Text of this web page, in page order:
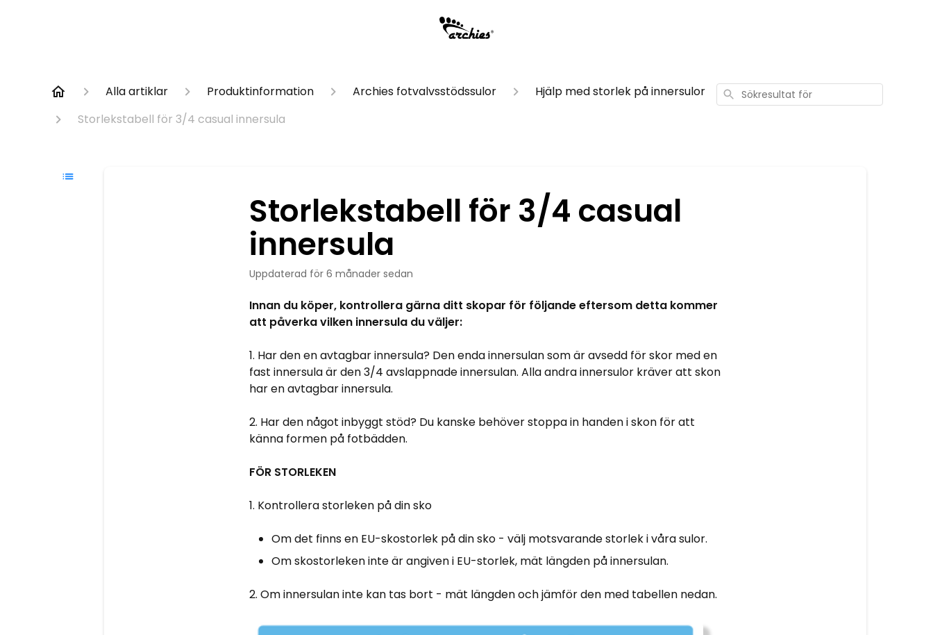
Alla artiklar Produktinformation Archies fotvalvsstödssulor
Hjälp med storlek på innersulor
Storlekstabell för 3/4 casual innersula
Sökresultat
för
Storlekstabell för 3/4 casual
innersula
Uppdaterad för 6 månader sedan
Innan du köper, kontrollera gärna ditt skopar för följande eftersom detta kommer
att påverka vilken innersula du väljer:
1. Har den en avtagbar innersula? Den enda innersulan som är avsedd för skor med en
fast innersula är den 3/4 avslappnade innersulan. Alla andra innersulor kräver att skon
har en avtagbar innersula.
2. Har den något inbyggt stöd? Du kanske behöver stoppa in handen i skon för att
känna formen på fotbädden.
FÖR STORLEKEN
1. Kontrollera storleken på din sko
Om det finns en EU-skostorlek på din sko - välj motsvarande storlek i våra sulor.
Om skostorleken inte är angiven i EU-storlek, mät längden på innersulan.
2. Om innersulan inte kan tas bort - mät längden och jämför den med tabellen nedan.